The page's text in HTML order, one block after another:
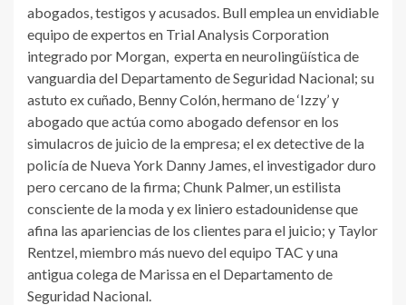
abogados, testigos y acusados. Bull emplea un envidiable
equipo de expertos en Trial Analysis Corporation
integrado por Morgan, experta en neurolingüística de
vanguardia del Departamento de Seguridad Nacional; su
astuto ex cuñado, Benny Colón, hermano de ‘Izzy’ y
abogado que actúa como abogado defensor en los
simulacros de juicio de la empresa; el ex detective de la
policía de Nueva York Danny James, el investigador duro
pero cercano de la firma; Chunk Palmer, un estilista
consciente de la moda y ex liniero estadounidense que
afina las apariencias de los clientes para el juicio; y Taylor
Rentzel, miembro más nuevo del equipo TAC y una
antigua colega de Marissa en el Departamento de
Seguridad Nacional.